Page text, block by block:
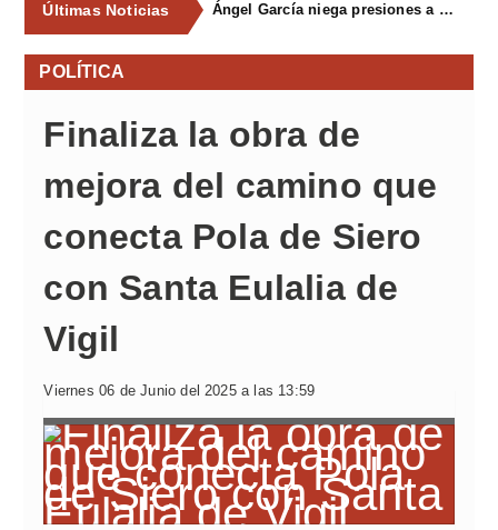
Últimas Noticias Ángel García niega presiones a comercios y asegura que el Ayuntamiento cumple "de manera muy rigurosa" la Ley de Contratos
POLÍTICA
Finaliza la obra de
mejora del camino que
conecta Pola de Siero
con Santa Eulalia de
Vigil
Viernes 06 de Junio del 2025 a las 13:59